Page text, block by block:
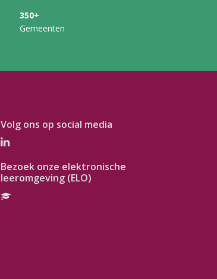
350+
Gemeenten
Volg ons op social media
Bezoek onze elektronische
leeromgeving (ELO)